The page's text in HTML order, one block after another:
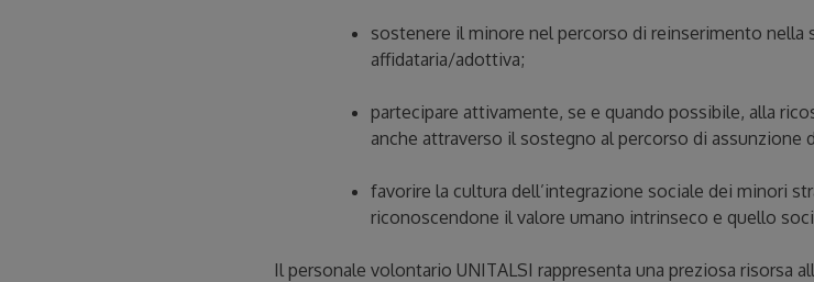
sostenere il minore nel percorso di reinserimento nella
affidataria/adottiva;
partecipare attivamente, se e quando possibile, alla
anche attraverso il sostegno al percorso di assunzione
favorire la cultura dell’integrazione sociale dei minori
riconoscendone il valore umano intrinseco e quello
Il personale volontario UNITALSI rappresenta una preziosa risorsa